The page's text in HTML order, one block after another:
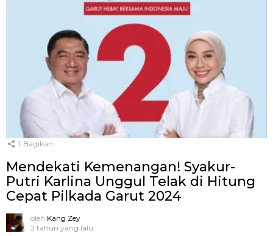
1 Bagikan
Mendekati Kemenangan! Syakur-
Putri Karlina Unggul Telak di Hitung
Cepat Pilkada Garut 2024
oleh Kang Zey
2 tahun yang lalu